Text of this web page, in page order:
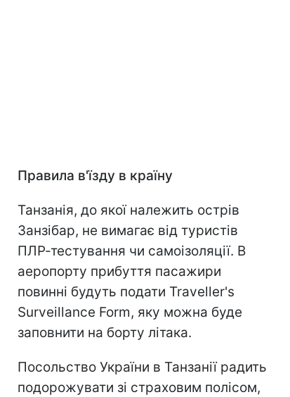
Правила в'їзду в країну
Танзанія, до якої належить острів
Занзібар, не вимагає від туристів
ПЛР-тестування чи самоізоляції. В
аеропорту прибуття пасажири
повинні будуть подати Traveller's
Surveillance Form, яку можна буде
заповнити на борту літака.
Посольство України в Танзанії радить
подорожувати зі страховим полісом,